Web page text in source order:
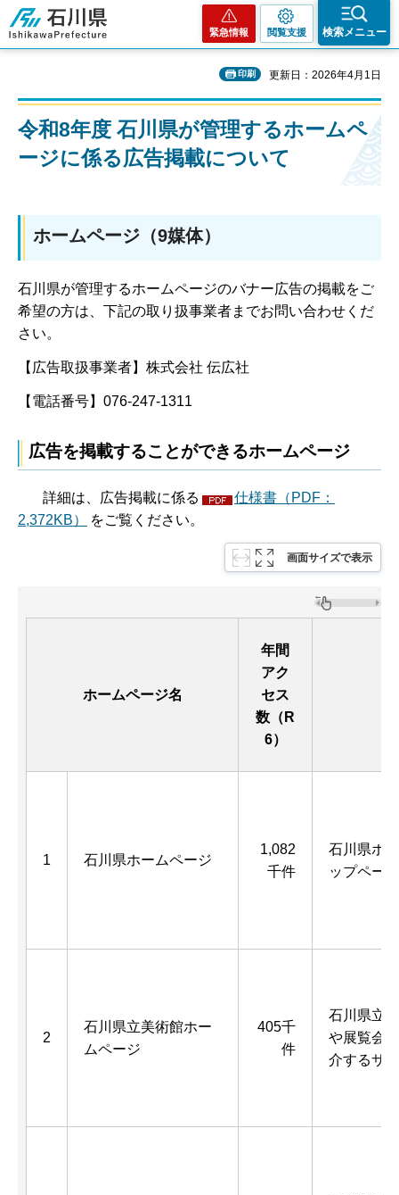
石川県
緊急情報 閲覧支援 検索メニュー
印刷 更新日：2026年4月1日
令和8年度 石川県が管理するホームペ
ージに係る広告掲載について
ホームページ（9媒体）
石川県が管理するホームページのバナー広告の掲載をご
希望の方は、下記の取り扱事業者までお問い合わせくだ
さい。
【広告取扱事業者】株式会社 伝広社
【電話番号】076-247-1311
広告を掲載することができるホームページ
詳細は、広告掲載に係る
仕様書（PDF：
2,372KB）
をご覧ください。
画面サイズで表示
ホームページ名
年間
アク
セス
数 （R
6）
1 石川県ホームページ
1,082
千件
石川県ポ
ップページ
2
石川県立美術館ホー
ムページ
405千
件
石川県立
や展覧会
介するサ